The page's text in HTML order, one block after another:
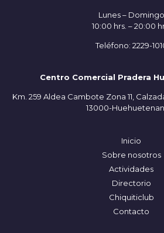
Lunes – Domingo
10:00 hrs. – 20:00
Teléfono: 2229-
Centro Comercial Pradera
Km. 259 Aldea Cambote Zona 11,
13000-
Inicio
Sobre nosotros
Actividades
Directorio
Chiquiticlub
Contacto